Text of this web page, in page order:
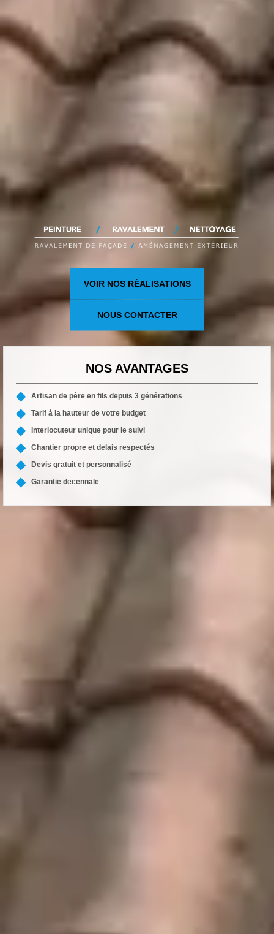
VOIR NOS RÉALISATIONS
NOUS CONTACTER
NOS AVANTAGES
Artisan de père en fils depuis 3 générations
Tarif à la hauteur de votre budget
Interlocuteur unique pour le suivi
Chantier propre et delais respectés
Devis gratuit et personnalisé
Garantie decennale